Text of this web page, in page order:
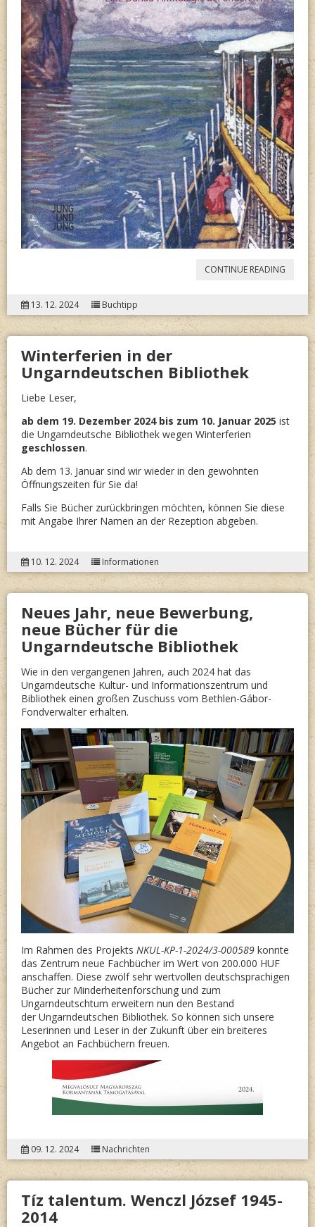
CONTINUE READING
FLUSS.
ART
13. 12. 2024 Buchtipp
Winterferien in der
Ungarndeutschen Bibliothek
Liebe Leser,
ab dem 19. Dezember 2024 bis zum 10. Januar 2025 ist
die Ungarndeutsche Bibliothek wegen Winterferien
geschlossen.
Ab dem 13. Januar sind wir wieder in den gewohnten
Öffnungszeiten für Sie da!
Falls Sie Bücher zurückbringen möchten, können Sie diese
mit Angabe Ihrer Namen an der Rezeption abgeben.
10. 12. 2024 Informationen
Neues Jahr, neue Bewerbung,
neue Bücher für die
Ungarndeutsche Bibliothek
Wie in den vergangenen Jahren, auch 2024 hat das
Ungarndeutsche Kultur- und Informationszentrum und
Bibliothek einen großen Zuschuss vom Bethlen-Gábor-
Fondverwalter erhalten.
Im Rahmen des Projekts NKUL-KP-1-2024/3-000589 konnte
das Zentrum neue Fachbücher im Wert von 200.000 HUF
anschaffen. Diese zwölf sehr wertvollen deutschsprachigen
Bücher zur Minderheitenforschung und zum
Ungarndeutschtum erweitern nun den Bestand
der Ungarndeutschen Bibliothek. So können sich unsere
Leserinnen und Leser in der Zukunft über ein breiteres
Angebot an Fachbüchern freuen.
09. 12. 2024 Nachrichten
Tíz talentum. Wenczl József 1945-
2014